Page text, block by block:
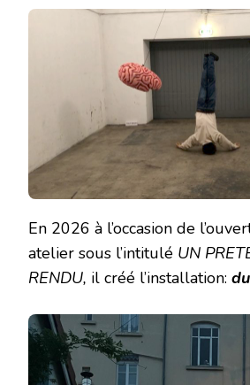
En 2026 à l’occasion de
atelier sous l’intitulé UN
RENDU, il créé l’installation: